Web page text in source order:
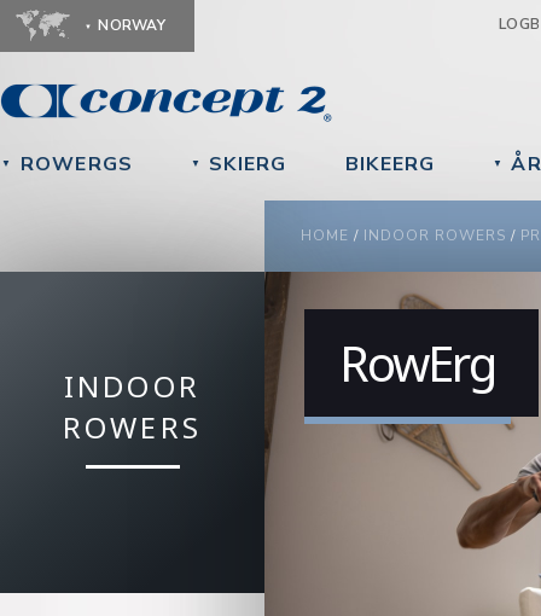
NORWAY
▼ ROWERGS ▼ SKIERG BIKEERG ▼
YOU ARE HERE
HOME / INDOOR ROWERS /
INDOOR
ROWERS
RowErg
Video
Player